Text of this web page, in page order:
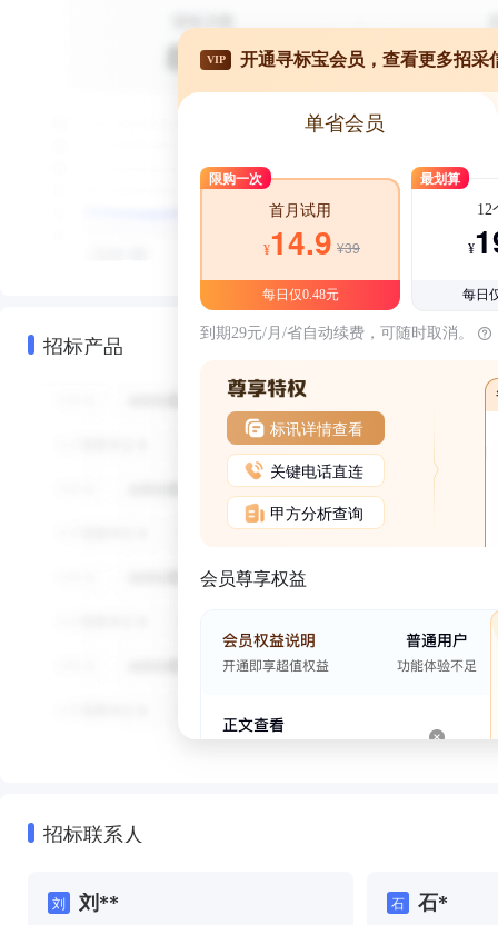
招标产品
VIP 开通寻标宝会员，查看更多招采
单省会员
限购一次
首月试用
¥14.9 ¥39
每日仅0.48元
最划算
12
¥
每日
到期29元/月/省自动续费，可随时取消。
标讯详情查看
关键电话直连
甲方分析查询
会员尊享权益
招标联系人
刘 刘** 石 石*